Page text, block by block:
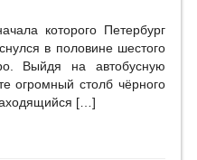
которого Петербург
в половине шестого
Выйдя на автобусную
огромный столб чёрного
[…]